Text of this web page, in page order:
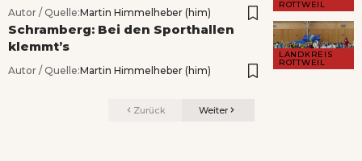
ROTTWEIL
Autor / Quelle:Martin Himmelheber (him)
LANDKREIS
ROTTWEIL
Schramberg: Bei den Sporthallen
klemmt’s
Autor / Quelle:Martin Himmelheber (him)
Zurück Weiter